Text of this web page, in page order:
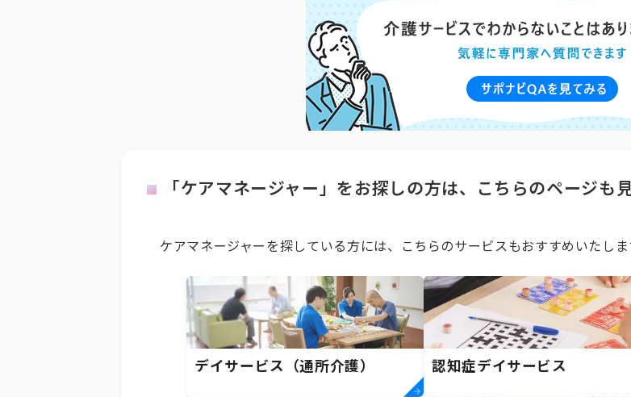
「ケアマネージャー」をお探しの方は、こちらのページも
ケアマネージャーを探している方には、こちらのサービスもおすすめいたしま
デイサービス（通所介護） 認知症デイサービス